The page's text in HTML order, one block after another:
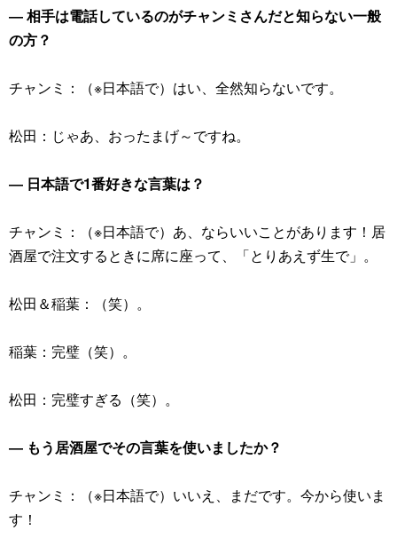
― 相手は電話しているのがチャンミさんだと知らない一般
の方？
チャンミ：（※日本語で）はい、全然知らないです。
松田：じゃあ、おったまげ～ですね。
― 日本語で1番好きな言葉は？
チャンミ：（※日本語で）あ、ならいいことがあります！居
酒屋で注文するときに席に座って、「とりあえず生で」。
松田＆稲葉：（笑）。
稲葉：完璧（笑）。
松田：完璧すぎる（笑）。
― もう居酒屋でその言葉を使いましたか？
チャンミ：（※日本語で）いいえ、まだです。今から使いま
す！